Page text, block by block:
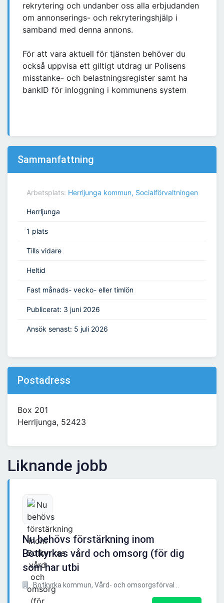
rekrytering och undanber oss alla erbjudanden
om annonserings- och rekryteringshjälp i
samband med denna annons.
För att vara aktuell för tjänsten behöver du
också uppvisa ett giltigt utdrag ur Polisens
misstanke- och belastningsregister samt ha
bankID för inloggning i kommunens system
Sammanfattning
Arbetsplats: Herrljunga kommun, Socialförvaltningen
Herrljunga
1 plats
Tills vidare
Heltid
Fast månads- vecko- eller timlön
Publicerat: 3 juni 2026
Ansök senast: 5 juli 2026
Postadress
Box 201
Herrljunga, 52423
Liknande jobb
Nu behövs förstärkning inom
Botkyrkas vård och omsorg (för dig
som har utbi
Botkyrka kommun, Vård- och omsorgsförval ..